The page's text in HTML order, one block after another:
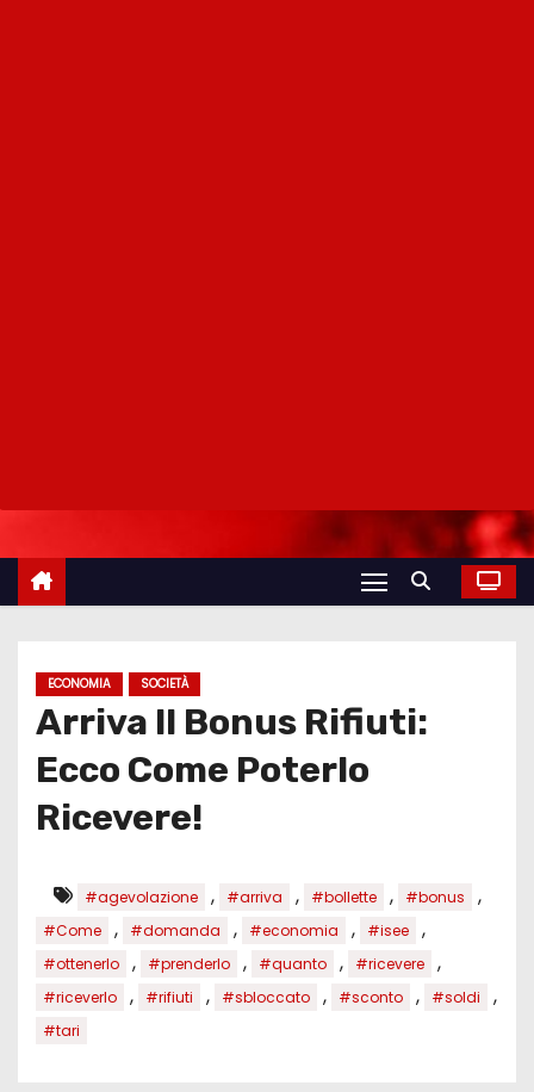
ECONOMIA SOCIETÀ
Arriva Il Bonus Rifiuti:
Ecco Come Poterlo
Ricevere!
#agevolazione , #arriva , #bollette , #bonus ,
#Come , #domanda , #economia , #isee ,
#ottenerlo , #prenderlo , #quanto , #ricevere ,
#riceverlo , #rifiuti , #sbloccato , #sconto , #soldi ,
#tari